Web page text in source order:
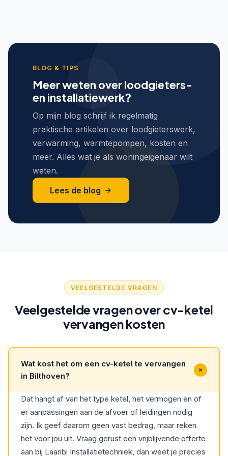
BLOG & TIPS
Meer weten over loodgieters-
en installatiewerk?
Op mijn blog schrijf ik regelmatig
praktische artikelen over loodgieterswerk,
verwarming, warmtepompen, kosten en
meer. Alles wat je als woningeigenaar wilt
weten.
Lees de blog
VEELGESTELDE VRAGEN
Veelgestelde vragen over cv-ketel
vervangen kosten
Wat kost het om een cv-ketel te vervangen
in Bilthoven?
Dat hangt af van het type ketel, het vermogen en of
er aanpassingen aan de afvoer of leidingen nodig
zijn. Ik geef daarom geen vast bedrag, maar reken
het voor jou uit. Vraag gerust een vrijblijvende offerte
aan bij Laaribi Installatietechniek, dan weet je precies